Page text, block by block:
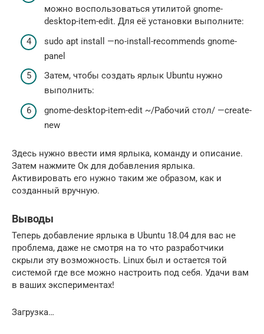
можно воспользоваться утилитой gnome-
desktop-item-edit. Для её установки выполните:
sudo apt install —no-install-recommends gnome-
panel
Затем, чтобы создать ярлык Ubuntu нужно
выполнить:
gnome-desktop-item-edit ~/Рабочий стол/ —create-
new
Здесь нужно ввести имя ярлыка, команду и описание.
Затем нажмите Ок для добавления ярлыка.
Активировать его нужно таким же образом, как и
созданный вручную.
Выводы
Теперь добавление ярлыка в Ubuntu 18.04 для вас не
проблема, даже не смотря на то что разработчики
скрыли эту возможность. Linux был и остается той
системой где все можно настроить под себя. Удачи вам
в ваших экспериментах!
Загрузка…